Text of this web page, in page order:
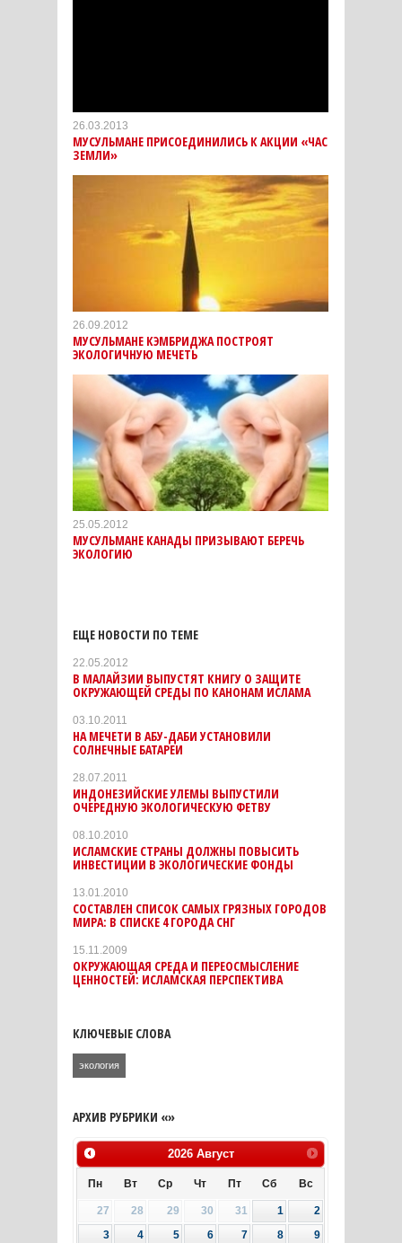
26.03.2013
МУСУЛЬМАНЕ ПРИСОЕДИНИЛИСЬ К АКЦИИ «ЧАС
ЗЕМЛИ»
26.09.2012
МУСУЛЬМАНЕ КЭМБРИДЖА ПОСТРОЯТ
ЭКОЛОГИЧНУЮ МЕЧЕТЬ
25.05.2012
МУСУЛЬМАНЕ КАНАДЫ ПРИЗЫВАЮТ БЕРЕЧЬ
ЭКОЛОГИЮ
ЕЩЕ НОВОСТИ ПО ТЕМЕ
22.05.2012
В МАЛАЙЗИИ ВЫПУСТЯТ КНИГУ О ЗАЩИТЕ
ОКРУЖАЮЩЕЙ СРЕДЫ ПО КАНОНАМ ИСЛАМА
03.10.2011
НА МЕЧЕТИ В АБУ-ДАБИ УСТАНОВИЛИ
СОЛНЕЧНЫЕ БАТАРЕИ
28.07.2011
ИНДОНЕЗИЙСКИЕ УЛЕМЫ ВЫПУСТИЛИ
ОЧЕРЕДНУЮ ЭКОЛОГИЧЕСКУЮ ФЕТВУ
08.10.2010
ИСЛАМСКИЕ СТРАНЫ ДОЛЖНЫ ПОВЫСИТЬ
ИНВЕСТИЦИИ В ЭКОЛОГИЧЕСКИЕ ФОНДЫ
13.01.2010
СОСТАВЛЕН СПИСОК САМЫХ ГРЯЗНЫХ ГОРОДОВ
МИРА: В СПИСКЕ 4 ГОРОДА СНГ
15.11.2009
ОКРУЖАЮЩАЯ СРЕДА И ПЕРЕОСМЫСЛЕНИЕ
ЦЕННОСТЕЙ: ИСЛАМСКАЯ ПЕРСПЕКТИВА
КЛЮЧЕВЫЕ СЛОВА
экология
АРХИВ РУБРИКИ «»
2026 Август
Пн Вт Ср Чт Пт Сб Вс
27 28 29 30 31 1
2
3
4 5 6 7 8
9